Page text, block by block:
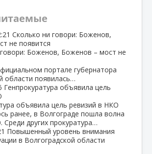
Сколько ни говори: Боженов,
не появится
портале губернатора
области появилась…
Генпрокуратура объявила цель
ранее, в Волгограде пошла волна
других прокуратура…
Повышенный уровень внимания
в Волгоградской области